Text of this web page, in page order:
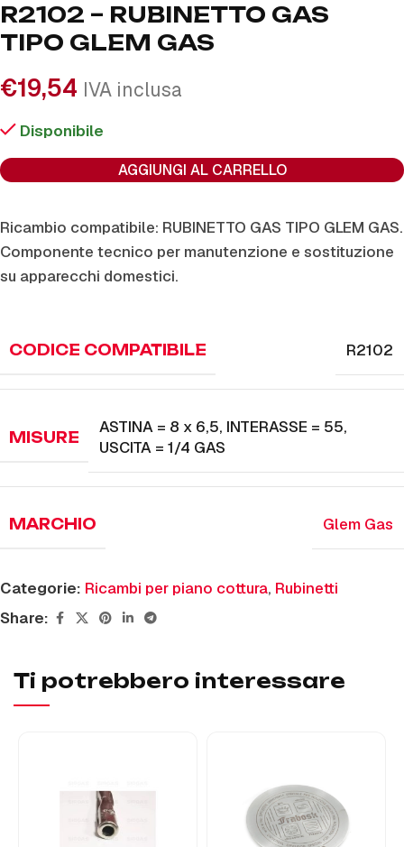
R2102 – RUBINETTO GAS
TIPO GLEM GAS
€19,54 IVA inclusa
Disponibile
AGGIUNGI AL CARRELLO
Ricambio compatibile: RUBINETTO GAS TIPO GLEM GAS.
Componente tecnico per manutenzione e sostituzione
su apparecchi domestici.
CODICE COMPATIBILE R2102
MISURE
ASTINA = 8 x 6,5, INTERASSE = 55,
USCITA = 1/4 GAS
MARCHIO Glem Gas
Categorie: Ricambi per piano cottura, Rubinetti
Share:
Ti potrebbero interessare